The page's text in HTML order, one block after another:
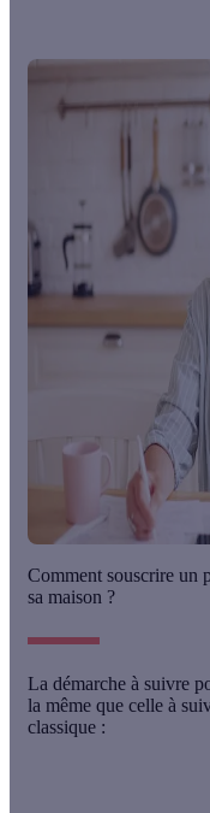
Comment souscrire un
sa maison ?
La démarche à suivre
la même que celle à
classique :